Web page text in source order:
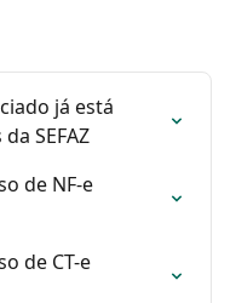
já está
SEFAZ
de NF-e
de CT-e